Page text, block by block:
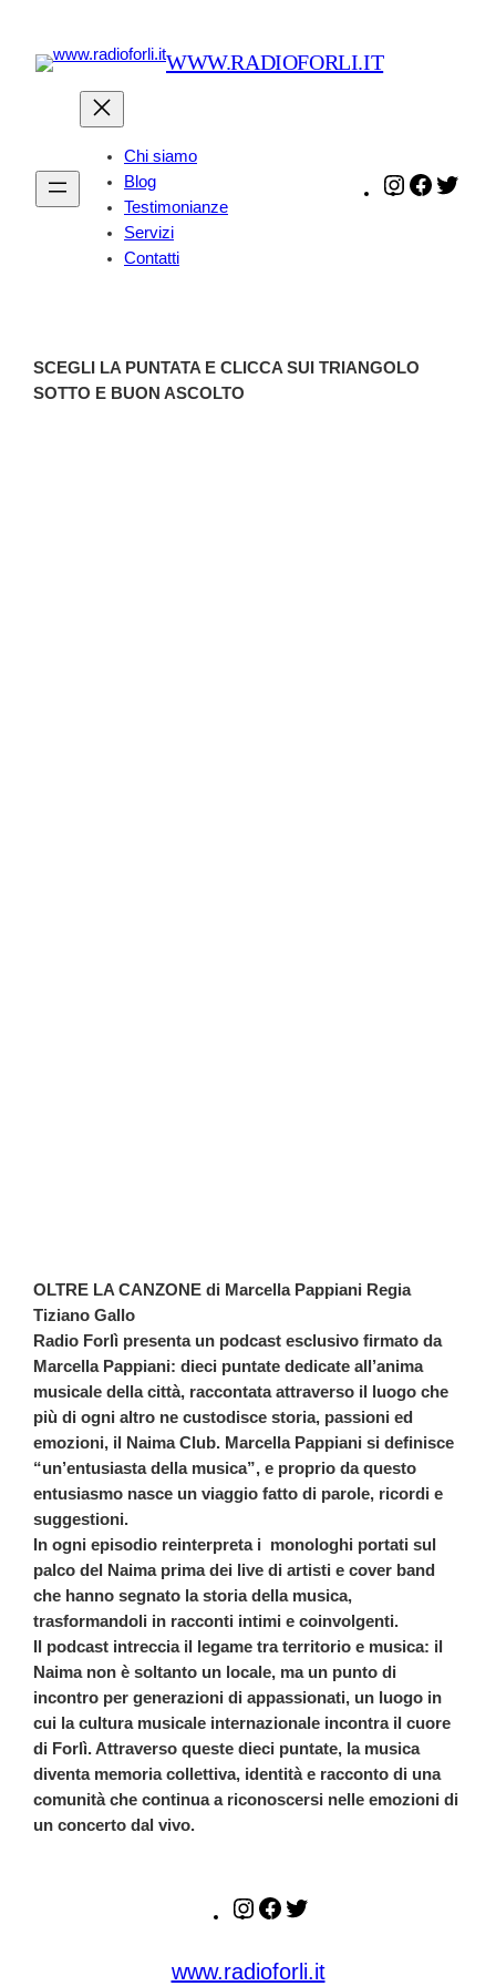
contenuto
WWW.RADIOFORLI.IT
Chi siamo
Blog
Testimonianze
Servizi
Contatti
Instagram
SCEGLI LA PUNTATA E CLICCA SUI TRIANGOLO
SOTTO E BUON ASCOLTO
OLTRE LA CANZONE di Marcella Pappiani Regia
Tiziano Gallo
Radio Forlì presenta un podcast esclusivo firmato da
Marcella Pappiani: dieci puntate dedicate all’anima
musicale della città, raccontata attraverso il luogo che
più di ogni altro ne custodisce storia, passioni ed
emozioni, il Naima Club. Marcella Pappiani si definisce
“un’entusiasta della musica”, e proprio da questo
entusiasmo nasce un viaggio fatto di parole, ricordi e
suggestioni.
In ogni episodio reinterpreta i monologhi portati sul
palco del Naima prima dei live di artisti e cover band
che hanno segnato la storia della musica,
trasformandoli in racconti intimi e coinvolgenti.
Il podcast intreccia il legame tra territorio e musica: il
Naima non è soltanto un locale, ma un punto di
incontro per generazioni di appassionati, un luogo in
cui la cultura musicale internazionale incontra il cuore
di Forlì. Attraverso queste dieci puntate, la musica
diventa memoria collettiva, identità e racconto di una
comunità che continua a riconoscersi nelle emozioni di
un concerto dal vivo.
Instagram
Facebook
www.radioforli.it